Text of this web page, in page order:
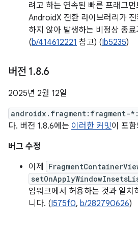
려고 하는 연속된 빠른 프래그
AndroidX 전환 라이브러리가
하지 않아 발생하는 비정상 종
(b/414612221 참고) (Ib5235)
버전 1.8.6
2025년 2월 12일
androidx.fragment:fragment-
다. 버전 1.8.6에는 이러한 커밋이 포
버그 수정
이제
임워크에서 허용하는 것과 일치
니다. (I575f0, b/282790626)